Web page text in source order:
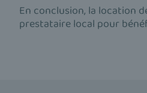
En conclusion, la location
prestataire local pour